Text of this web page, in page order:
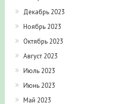
Декабрь 2023
Ноябрь 2023
Октябрь 2023
Август 2023
Июль 2023
Июнь 2023
Май 2023